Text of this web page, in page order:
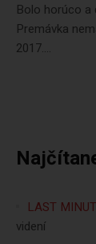
Bolo horúco a
Premávka
2017....
LAST
videní